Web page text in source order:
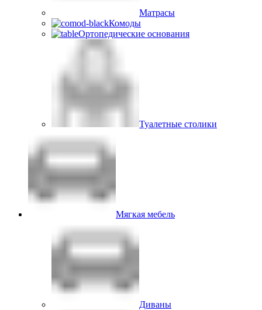
Матрасы
Комоды
Ортопедические основания
Туалетные столики
Мягкая мебель
Диваны